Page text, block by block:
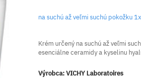
na suchú až veľmi suchú pokožku
Krém určený na suchú až veľmi
esenciálne ceramidy a kyselinu
Výrobca:VICHY Laboratoires